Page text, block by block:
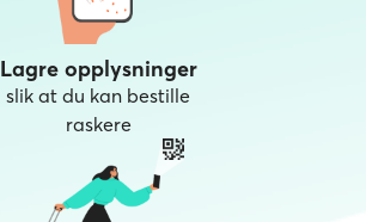
Lagre opplysninger
slik at du kan bestille
raskere